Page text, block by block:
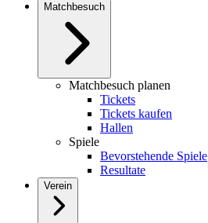
Matchbesuch
Matchbesuch planen
Tickets
Tickets kaufen
Hallen
Spiele
Bevorstehende Spiele
Resultate
Verein